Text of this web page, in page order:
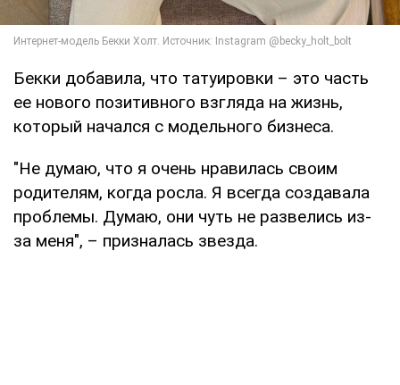
Бекки добавила, что татуировки – это часть
ее нового позитивного взгляда на жизнь,
который начался с модельного бизнеса.
"Не думаю, что я очень нравилась своим
родителям, когда росла. Я всегда создавала
проблемы. Думаю, они чуть не развелись из-
за меня", – призналась звезда.